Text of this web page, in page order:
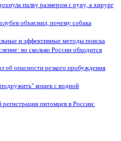
палку размером с руку, а хирург
объяснил, почему собака
и эффективные методы поиска
во сколько России обходится
об опасности резкого пробуждения
кошек с водной
регистрации питомцев в России: